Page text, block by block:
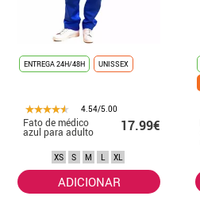
ENTREGA 24H/48H UNISSEX
4.54/5.00
Fato de médico
azul para adulto 17.99€
XS S M L XL
ADICIONAR